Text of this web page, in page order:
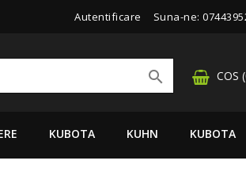
Autentificare Suna-ne:
COS

KUBOTA KUHN KUBOTA